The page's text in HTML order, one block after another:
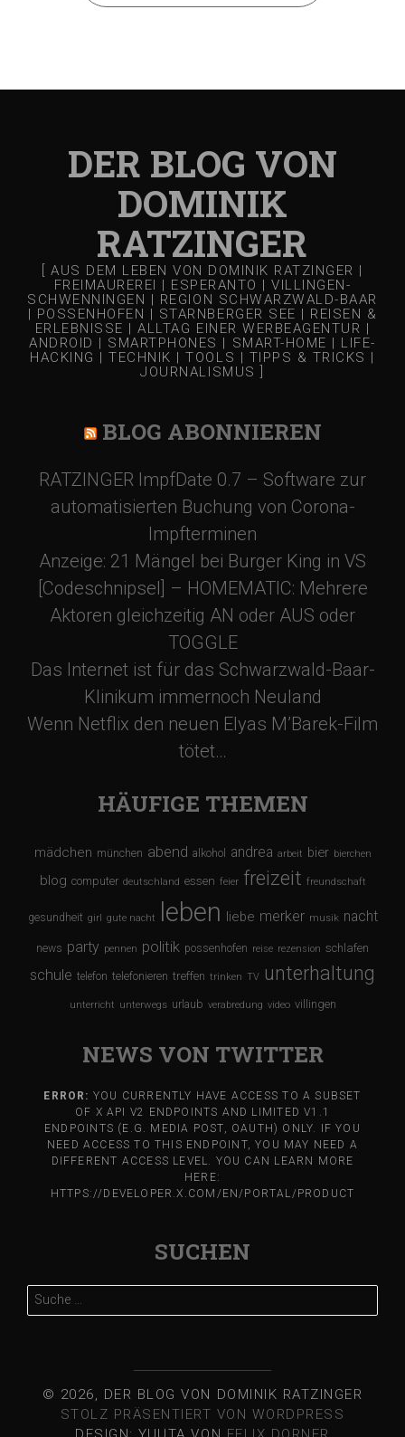
DER BLOG VON
DOMINIK
RATZINGER
[ AUS DEM LEBEN VON DOMINIK RATZINGER |
FREIMAUREREI | ESPERANTO | VILLINGEN-
SCHWENNINGEN | REGION SCHWARZWALD-BAAR
| POSSENHOFEN | STARNBERGER SEE | REISEN &
ERLEBNISSE | ALLTAG EINER WERBEAGENTUR |
ANDROID | SMARTPHONES | SMART-HOME | LIFE-
HACKING | TECHNIK | TOOLS | TIPPS & TRICKS |
JOURNALISMUS ]
BLOG ABONNIEREN
RATZINGER ImpfDate 0.7 – Software zur
automatisierten Buchung von Corona-
Impfterminen
Anzeige: 21 Mängel bei Burger King in VS
[Codeschnipsel] – HOMEMATIC: Mehrere
Aktoren gleichzeitig AN oder AUS oder
TOGGLE
Das Internet ist für das Schwarzwald-Baar-
Klinikum immernoch Neuland
Wenn Netflix den neuen Elyas M’Barek-Film
tötet…
HÄUFIGE THEMEN
mädchen münchen abend alkohol andrea arbeit bier bierchen
blog computer deutschland essen feier freizeit freundschaft
gesundheit girl gute nacht leben liebe merker musik nacht
news party pennen politik possenhofen reise rezension schlafen
schule telefon telefonieren treffen trinken TV unterhaltung
unterricht unterwegs urlaub verabredung video villingen
NEWS VON TWITTER
ERROR: YOU CURRENTLY HAVE ACCESS TO A SUBSET
OF X API V2 ENDPOINTS AND LIMITED V1.1
ENDPOINTS (E.G. MEDIA POST, OAUTH) ONLY. IF YOU
NEED ACCESS TO THIS ENDPOINT, YOU MAY NEED A
DIFFERENT ACCESS LEVEL. YOU CAN LEARN MORE
HERE:
HTTPS://DEVELOPER.X.COM/EN/PORTAL/PRODUCT
SUCHEN
nach:
© 2026, DER BLOG VON DOMINIK RATZINGER
STOLZ PRÄSENTIERT VON WORDPRESS